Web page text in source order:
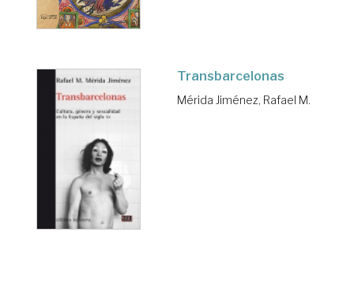
Transbarcelonas
Mérida Jiménez, Rafael M.